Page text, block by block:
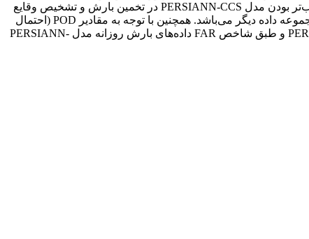
PERSIANN-CCS نسبت به PERSIANN-CDR تناسب نزدیک‌تری با داده‌های مشاهداتی دارد. در برآورد بارش فصلی، نتایج نشان دهنده مناسب‌تر بودن مدل PERSIANN-CCS در تخمین بارش و تشخیص وقایع
بارش نسبت به مدل دیگر می‌باشد. در برآورد بارش ماهانه و روزانه نتایج نشان‌دهنده مناسب‌تر بودن داده‌های PERSIANN-CDR نسبت به مجموعه داده دیگر می‌باشد. همچنین با توجه به مقادیر POD (احتمال
آشکارسازی) و FAR (شاخص هشدار اشتباه) برآورد شده مشخص گردید که از لحاظ شاخص POD، داده‌های روزانه بارش مدل PERSIANN-CCS و طبق شاخص FAR داده‌های بارش روزانه مدل PERSIANN-